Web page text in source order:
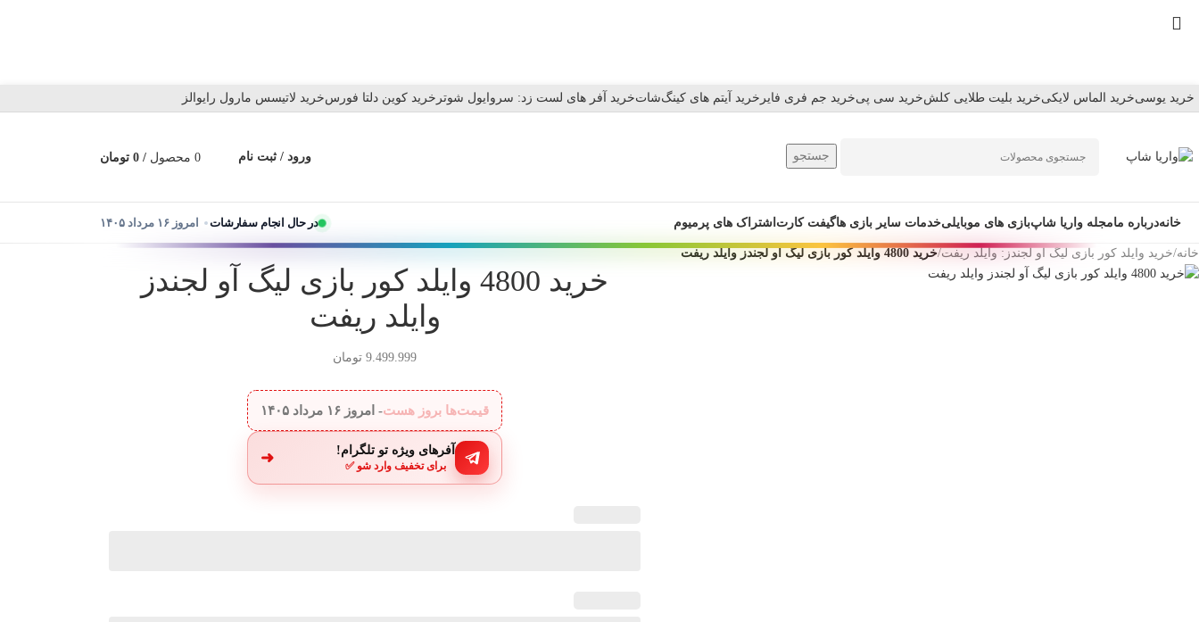
main
خرید یوسیخرید الماس لایکیخرید بلیت طلایی کلشخرید سی پیخرید جم فری فایر خرید آیتم های کینگ‌شاتخرید آفر های لست زد: سروایول شوتر خرید کوین دلتا فورسخرید لاتیسس مارول رایوالز
جستجو ورود / ثبت نام 0 محصول /
0 تومان
خانهدرباره مامجله واریا شاپبازی های موبایلیخدمات سایر بازی هاگیفت کارت اشتراک های پرمیوم در حال انجام سفارشات امروز ۱۶ مرداد ۱۴۰۵
خانه/خرید وایلد کور بازی لیگ آو لجندز: وایلد ریفت/خرید 4800 وایلد کور بازی لیگ آو لجندز وایلد ریفت
خرید 4800 وایلد کور بازی لیگ آو لجندز
وایلد ریفت
9.499.999 تومان
قیمت‌ها بروز هست- امروز ۱۶ مرداد ۱۴۰۵
آفرهای ویژه تو تلگرام!
برای تخفیف وارد شو ✅ ➜